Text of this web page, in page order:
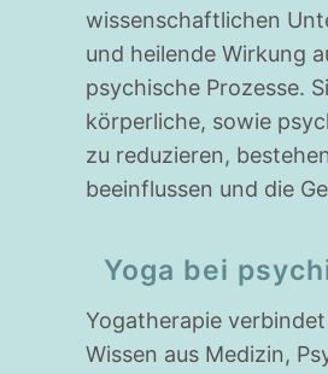
wissenschaftlichen
und heilende Wirkung
psychische Prozesse.
körperliche, sowie
zu reduzieren,
beeinflussen und die
Yoga bei
Yogatherapie
Wissen aus Medizin,